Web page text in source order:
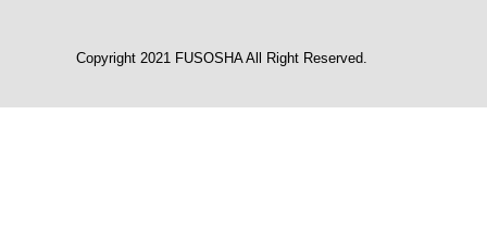
Copyright 2021 FUSOSHA All Right Reserved.